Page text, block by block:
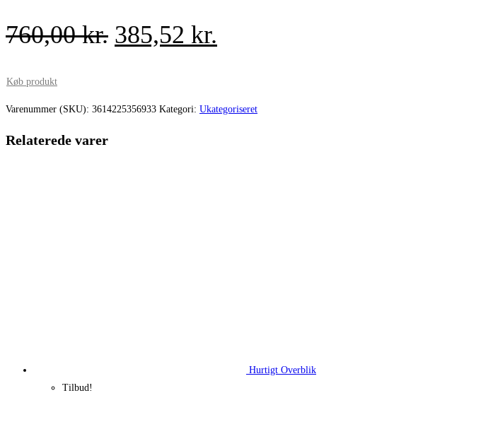
760,00kr. Den
var:
385,52 kr.
er:
Køb produkt
Varenummer (SKU): 3614225356933 Kategori: Ukategoriseret
Relaterede varer
Hurtigt Overblik
Tilbud!